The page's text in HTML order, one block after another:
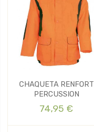
CHAQUETA RENFORT
PERCUSSION
74,95 €